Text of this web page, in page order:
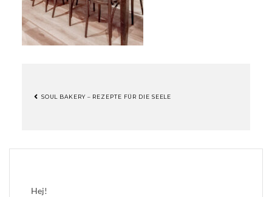
SOUL BAKERY – REZEPTE FÜR DIE SEELE
Hej!